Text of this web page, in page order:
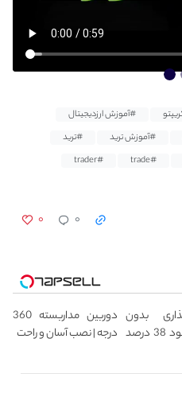
#آموزش ارزدیجیتال
#آموزش ترید
#ترید
#trade
#trader
۰ ۰
بدون
ریسک با سود 38 درصد
دوربین مداربسته 360
درجه | نصب آسان و راحت